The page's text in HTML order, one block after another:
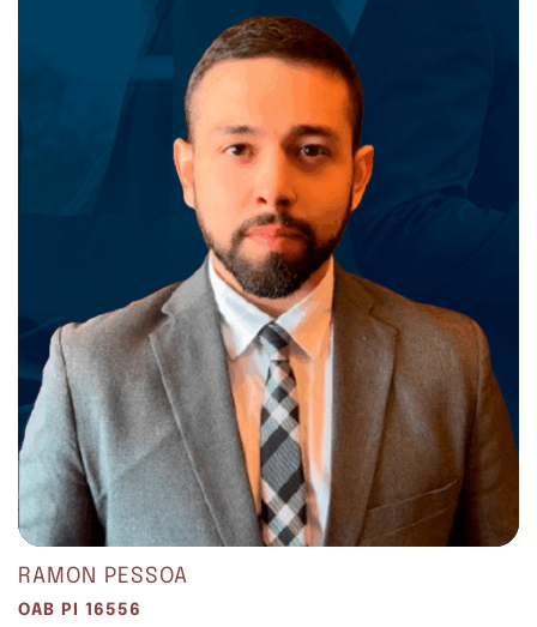
RAMON PESSOA
OAB PI 16556